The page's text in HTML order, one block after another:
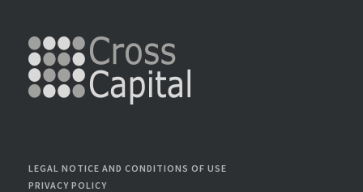
LEGAL NOTICE AND CONDITIONS OF USE
PRIVACY POLICY